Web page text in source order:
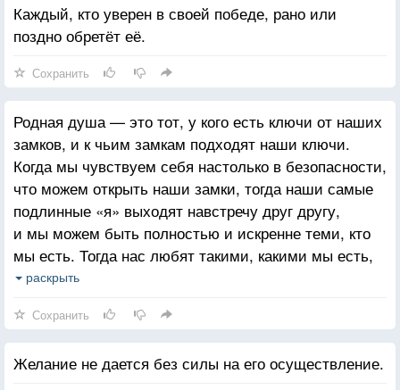
Каждый, кто уверен в своей победе, рано или
поздно обретёт её.
Сохранить
Родная душа — это тот, у кого есть ключи от наших
замков, и к чьим замкам подходят наши ключи.
Когда мы чувствуем себя настолько в безопасности,
что можем открыть наши замки, тогда наши самые
подлинные «я» выходят навстречу друг другу,
и мы можем быть полностью и искренне теми, кто
мы есть. Тогда нас любят такими, какими мы есть,
а не такими, какими мы стараемся быть. Каждый
на все то, что заставляет нас страдать, с этим
человеком мы чувствуем благополучие как в раю.
Родная душа — это тот, кто разделяет наши
раскрыть
Сохранить
Желание не дается без силы на его осуществление.